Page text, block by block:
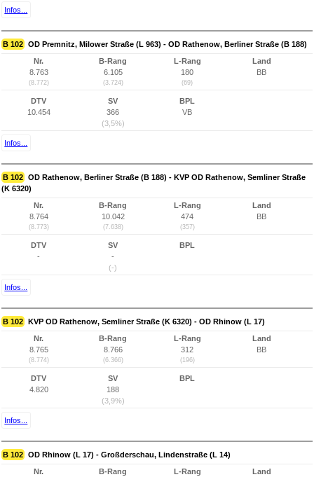
Infos...
B 102 OD Premnitz, Milower Straße (L 963) - OD Rathenow, Berliner Straße (B 188)
Nr.
8.763
(8.772)
B-Rang
6.105
(3.724)
L-Rang
180
(69)
Land
BB
DTV
10.454
SV
366
(3,5%)
BPL
VB
Infos...
B 102 OD Rathenow, Berliner Straße (B 188) - KVP OD Rathenow, Semliner Straße
(K 6320)
Nr.
8.764
(8.773)
B-Rang
10.042
(7.638)
L-Rang
474
(357)
Land
BB
DTV
-
SV
-
(-)
BPL
Infos...
B 102 KVP OD Rathenow, Semliner Straße (K 6320) - OD Rhinow (L 17)
Nr.
8.765
(8.774)
B-Rang
8.766
(6.366)
L-Rang
312
(196)
Land
BB
DTV
4.820
SV
188
(3,9%)
BPL
Infos...
B 102 OD Rhinow (L 17) - Großderschau, Lindenstraße (L 14)
Nr.
B-Rang
L-Rang
Land